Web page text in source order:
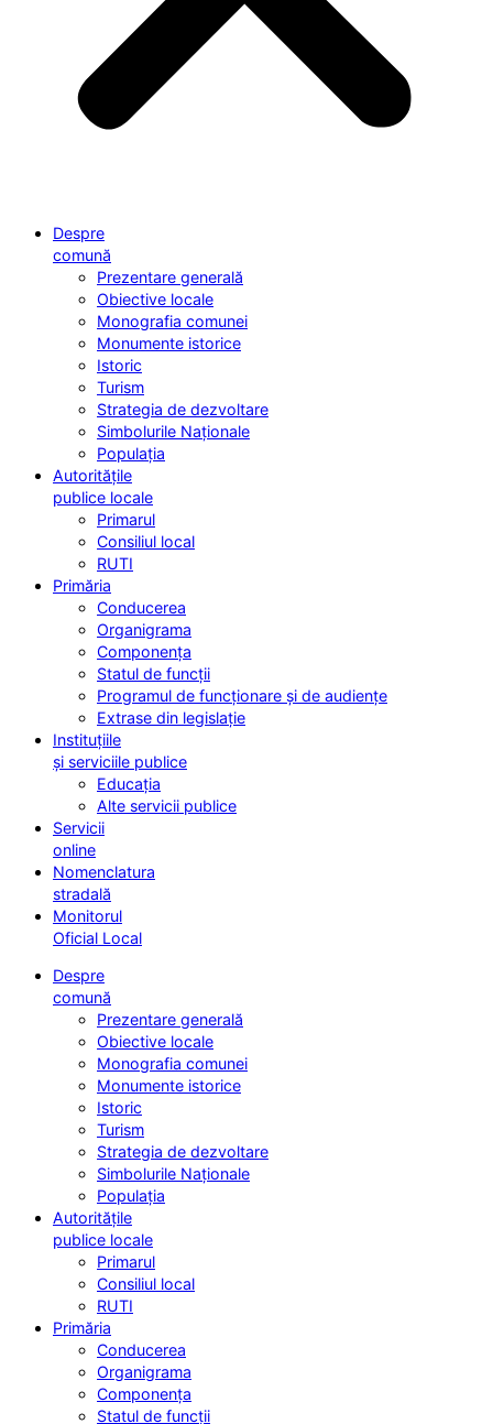
Despre
comună
Prezentare generală
Obiective locale
Monografia comunei
Monumente istorice
Istoric
Turism
Strategia de dezvoltare
Simbolurile Naționale
Populația
Autoritățile
publice locale
Primarul
Consiliul local
RUTI
Primăria
Conducerea
Organigrama
Componența
Statul de funcții
Programul de funcționare și de audiențe
Extrase din legislație
Instituțiile
și serviciile publice
Educația
Alte servicii publice
Servicii
online
Nomenclatura
stradală
Monitorul
Oficial Local
Despre
comună
Prezentare generală
Obiective locale
Monografia comunei
Monumente istorice
Istoric
Turism
Strategia de dezvoltare
Simbolurile Naționale
Populația
Autoritățile
publice locale
Primarul
Consiliul local
RUTI
Primăria
Conducerea
Organigrama
Componența
Statul de funcții